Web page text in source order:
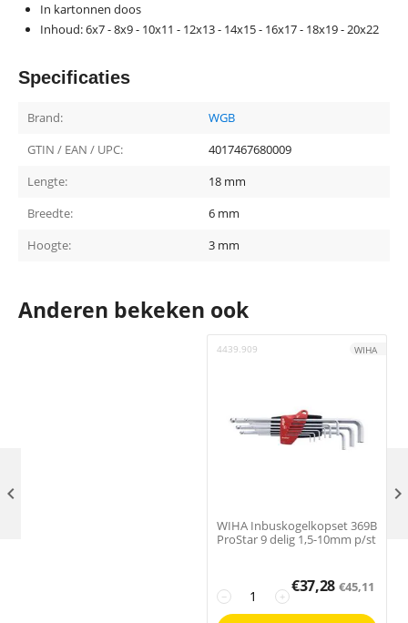
In kartonnen doos
Inhoud: 6x7 - 8x9 - 10x11 - 12x13 - 14x15 - 16x17 - 18x19 - 20x22
Specificaties
Brand:
WGB
GTIN / EAN / UPC:
4017467680009
Lengte:
18 mm
Breedte:
6 mm
Hoogte:
3 mm
Anderen bekeken ook
4439.909 WIHA
WIHA Inbuskogelkopset 369B
ProStar 9 delig 1,5-10mm p/st
+
−
€37,28 €45,11
 